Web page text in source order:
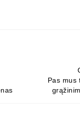
Pas mus